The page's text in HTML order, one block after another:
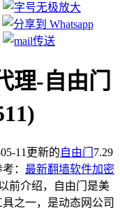
理-自由门
11更新的自由门 7.29
： 最新翻墙软件加密
前介绍，自由门是美
之一，是动态网公司